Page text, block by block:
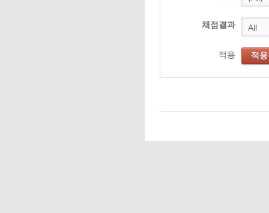
채점결과
적용 적